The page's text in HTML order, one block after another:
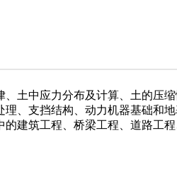
土中应力分布及计算、土的压
、支挡结构、动力机器基础
建筑工程、桥梁工程、道路工